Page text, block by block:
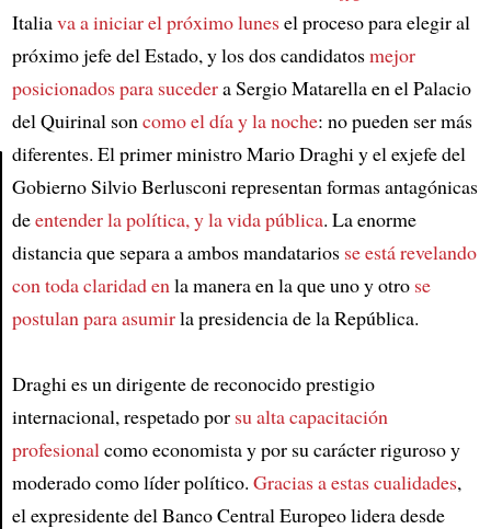
Article
Italiava a iniciar el próximo lunesel proceso para elegir al
próximo jefe del Estado, y los dos candidatosmejor
posicionados para sucedera Sergio Matarella en el Palacio
del Quirinal soncomo el día y la noche: no pueden ser más
diferentes. El primer ministro Mario Draghi y el exjefe del
Gobierno Silvio Berlusconi representan formas antagónicas
deentender la política, y la vida pública. La enorme
distancia que separa a ambos mandatarios se está revelando
con toda claridad enla manera en la que uno y otro se
postulan para asumirla presidencia de la República.
Draghi es un dirigente de reconocido prestigio
internacional, respetado por su alta capacitación
profesionalcomo economista y por su carácter riguroso y
moderado como líder político. Gracias a estas cualidades,
el expresidente del Banco Central Europeo lidera desde